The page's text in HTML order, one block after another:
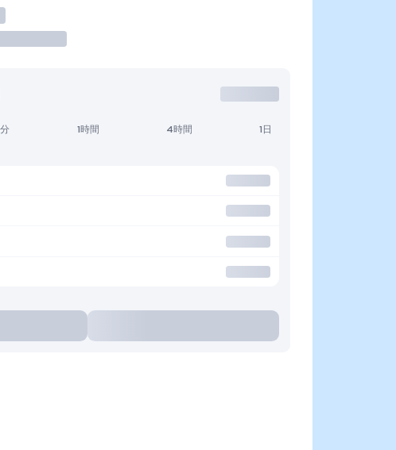
1時間 4時間 1日